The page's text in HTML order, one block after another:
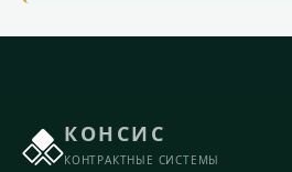
КОНСИС
КОНТРАКТНЫЕ СИСТЕМЫ